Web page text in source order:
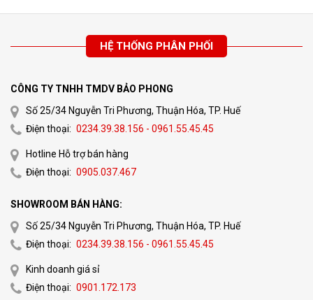
HỆ THỐNG PHÂN PHỐI
CÔNG TY TNHH TMDV BẢO PHONG
Số 25/34 Nguyễn Tri Phương, Thuận Hóa, TP. Huế
Điện thoại: 0234.39.38.156 - 0961.55.45.45
Hotline Hỗ trợ bán hàng
Điện thoại: 0905.037.467
SHOWROOM BÁN HÀNG:
Số 25/34 Nguyễn Tri Phương, Thuận Hóa, TP. Huế
Điện thoại: 0234.39.38.156 - 0961.55.45.45
Kinh doanh giá sỉ
Điện thoại: 0901.172.173